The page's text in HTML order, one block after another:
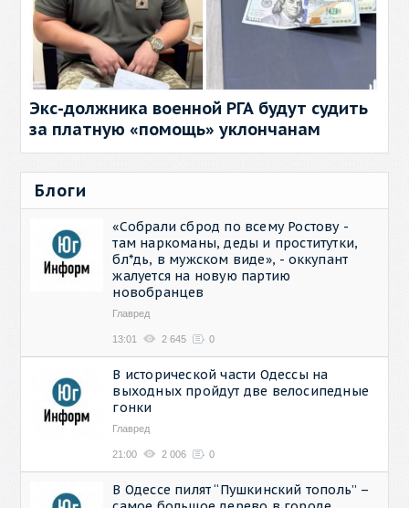
Экс-должника военной РГА будут судить
за платную «помощь» уклончанам
Блоги
«Собрали сброд по всему Ростову -
там наркоманы, деды и проститутки,
бл*дь, в мужском виде», - оккупант
жалуется на новую партию
новобранцев
Главред
13:01 2 645 0
В исторической части Одессы на
выходных пройдут две велосипедные
гонки
Главред
21:00 2 006 0
В Одессе пилят “Пушкинский тополь” –